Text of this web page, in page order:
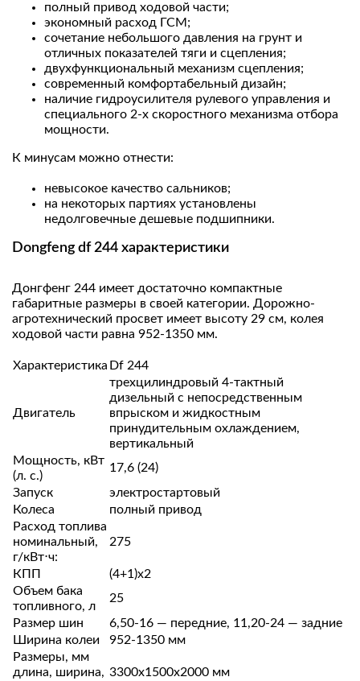
полный привод ходовой части;
экономный расход ГСМ;
сочетание небольшого давления на грунт и
отличных показателей тяги и сцепления;
двухфункциональный механизм сцепления;
современный комфортабельный дизайн;
наличие гидроусилителя рулевого управления и
специального 2-х скоростного механизма отбора
мощности.
К минусам можно отнести:
невысокое качество сальников;
на некоторых партиях установлены
недолговечные дешевые подшипники.
Dongfeng df 244 характеристики
Донгфенг 244 имеет достаточно компактные
габаритные размеры в своей категории. Дорожно-
агротехнический просвет имеет высоту 29 см, колея
ходовой части равна 952-1350 мм.
Характеристика Df 244
Двигатель
трехцилиндровый 4-тактный
дизельный с непосредственным
впрыском и жидкостным
принудительным охлаждением,
вертикальный
Мощность, кВт
(л. с.)
17,6 (24)
Запуск
электростартовый
Колеса
полный привод
Расход топлива
номинальный,
г/кВт⋅ч:
275
КПП
(4+1)х2
Объем бака
топливного, л
25
Размер шин
6,50-16 — передние, 11,20-24 — задние
Ширина колеи
952-1350 мм
Размеры, мм
длина, ширина, 3300х1500х2000 мм